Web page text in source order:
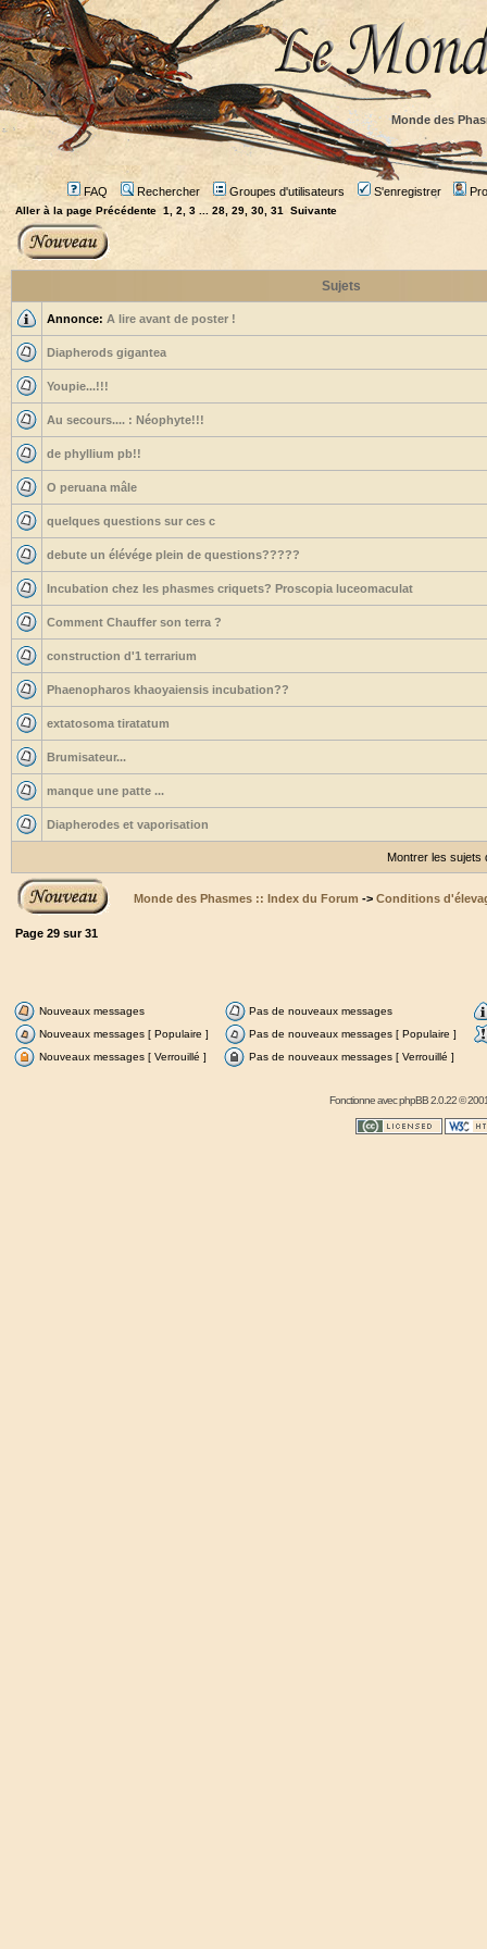
Monde des
FAQ Rechercher Groupes d'utilisateurs S'enregistrer
Aller à la page Précédente 1 2 3 28 29 30 31 Suivante
Sujets
Annonce: A lire avant de poster !
Diapherods gigantea
Youpie...!!!
Au secours.... : Néophyte!!!
de phyllium pb!!
O peruana mâle
quelques questions sur ces c
debute un élévége plein de questions?????
Incubation chez les phasmes criquets? Proscopia luceomaculat
Comment Chauffer son terra ?
construction d'1 terrarium
Phaenopharos khaoyaiensis incubation??
extatosoma tiratatum
Brumisateur...
manque une patte ...
Diapherodes et vaporisation
Montrer les sujets
Monde des Phasmes :: Index du Forum -> Conditions
Page 29 sur31
Nouveaux messages
Pas de nouveaux messages
Nouveaux messages [ Populaire ]
Pas de nouveaux messages [ Populaire ]
Nouveaux messages [ Verrouillé ]
Pas de nouveaux messages [ Verrouillé ]
Fonctionne avecphpBB2.0.22 ©